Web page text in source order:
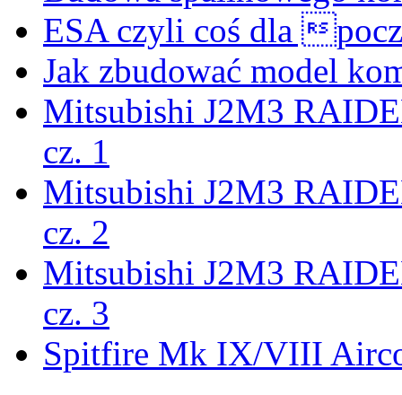
ESA czyli coś dla
Jak zbudować model
Mitsubishi J2M3
cz. 1
Mitsubishi J2M3
cz. 2
Mitsubishi J2M3
cz. 3
Spitfire Mk IX/VIII